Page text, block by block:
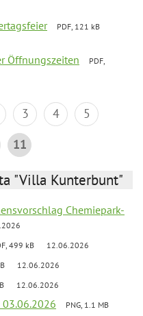
PDF, 121 kB
Öffnungszeiten
PDF,
3 4
5
11
"Villa Kunterbunt"
Chemiepark-
499 kB 12.06.2026
12.06.2026
12.06.2026
PNG, 1.1 MB